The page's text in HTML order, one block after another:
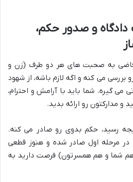
و صدور حکم،
به صحبت های هر دو طرف (زن و
می کنه و اگه لازم باشه، از شهود
می گیره. شما باید با آرامش و احترام،
و مدارکتون رو ارائه بدید.
رسید، حکم بدوی رو صادر می کنه.
مرحله اول صادر شده و هنوز قطعی
شما و هم همسرتون) فرصت دارید به